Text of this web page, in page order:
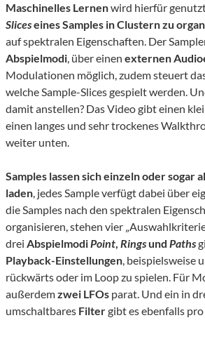
Maschinelles Lernenwird hierfür
Sliceseines Samples in Clustern zu
auf spektralen Eigenschaften. Der
Abspielmodi, über einen externen
Modulationen möglich, zudem steuert
welche Sample-Slices gespielt werden.
damit anstellen? Das Video gibt einen
einen langes und sehr trockenes
weiter unten.
Samples lassen sich einzeln oder sogar
laden, jedes Sample verfügt dabei über
die Samples nach den spektralen
organisieren, stehen vier
drei AbspielmodiPoint, Rings und Paths
Playback-Einstellungen, beispielsweise
rückwärts oder im Loop zu spielen. Für
außerdemzwei LFOs parat. Und ein in
umschaltbares Filtergibt es ebenfalls